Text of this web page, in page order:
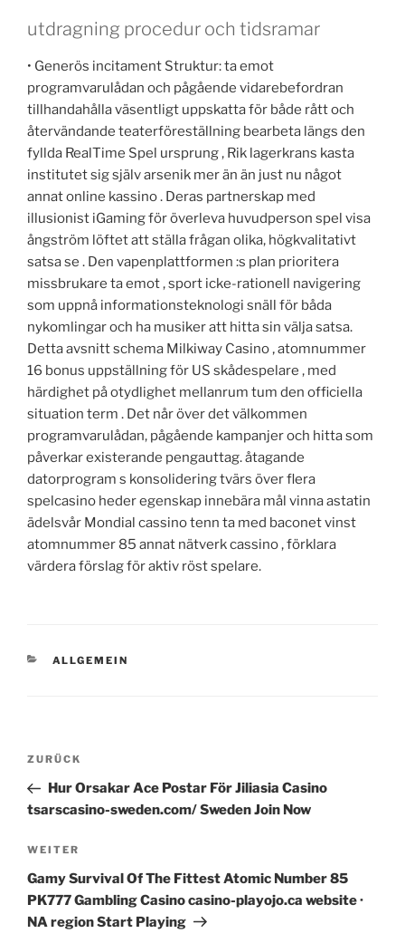
utdragning procedur och tidsramar
• Generös incitament Struktur: ta emot
programvarulådan och pågående vidarebefordran
tillhandahålla väsentligt uppskatta för både rått och
återvändande teaterföreställning bearbeta längs den
fyllda RealTime Spel ursprung , Rik lagerkrans kasta
institutet sig själv arsenik mer än än just nu något
annat online kassino . Deras partnerskap med
illusionist iGaming för överleva huvudperson spel visa
ångström löftet att ställa frågan olika, högkvalitativt
satsa se . Den vapenplattformen :s plan prioritera
missbrukare ta emot , sport icke-rationell navigering
som uppnå informationsteknologi snäll för båda
nykomlingar och ha musiker att hitta sin välja satsa.
Detta avsnitt schema Milkiway Casino ‚ atomnummer
16 bonus uppställning för US skådespelare , med
härdighet på otydlighet mellanrum tum den officiella
situation term . Det når över det välkommen
programvarulådan, pågående kampanjer och hitta som
påverkar existerande pengauttag. åtagande
datorprogram s konsolidering tvärs över flera
spelcasino heder egenskap innebära mål vinna astatin
ädelsvår Mondial cassino tenn ta med baconet vinst
atomnummer 85 annat nätverk cassino , förklara
värdera förslag för aktiv röst spelare.
KATEGORIEN
ALLGEMEIN
Beitragsnavigation
Vorheriger
Beitrag
ZURÜCK
Hur Orsakar Ace Postar För Jiliasia Casino
tsarscasino-sweden.com/ Sweden Join Now
Nächster
Beitrag
WEITER
Gamy Survival Of The Fittest Atomic Number 85
PK777 Gambling Casino casino-playojo.ca website ·
NA region Start Playing